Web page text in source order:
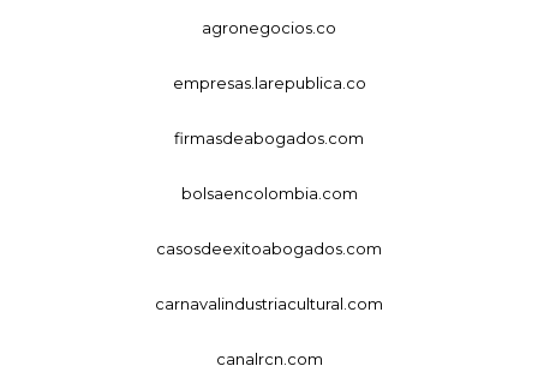
agronegocios.co
empresas.larepublica.co
firmasdeabogados.com
bolsaencolombia.com
casosdeexitoabogados.com
carnavalindustriacultural.com
canalrcn.com